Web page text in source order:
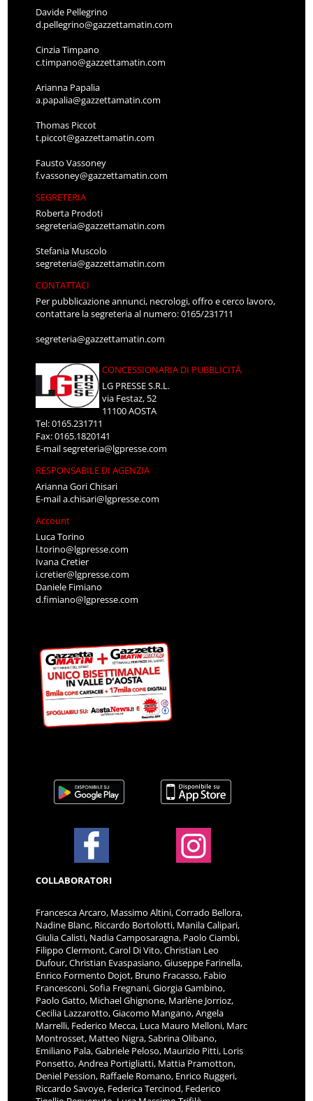
Davide Pellegrino
d.pellegrino@gazzettamatin.com
Cinzia Timpano
c.timpano@gazzettamatin.com
Arianna Papalia
a.papalia@gazzettamatin.com
Thomas Piccot
t.piccot@gazzettamatin.com
Fausto Vassoney
f.vassoney@gazzettamatin.com
SEGRETERIA
Roberta Prodoti
segreteria@gazzettamatin.com
Stefania Muscolo
segreteria@gazzettamatin.com
CONTATTACI
Per pubblicazione annunci, necrologi, offro e cerco lavoro,
contattare la segreteria al numero: 0165/231711
segreteria@gazzettamatin.com
CONCESSIONARIA DI PUBBLICITÀ
LG PRESSE S.R.L.
via Festaz, 52
11100 AOSTA
Tel: 0165.231711
Fax: 0165.1820141
E-mailsegreteria@lgpresse.com
RESPONSABILE DI AGENZIA
Arianna Gori Chisari
E-maila.chisari@lgpresse.com
Account
Luca Torino
l.torino@lgpresse.com
Ivana Cretier
i.cretier@lgpresse.com
Daniele Fimiano
d.fimiano@lgpresse.com
COLLABORATORI
Francesca Arcaro, Massimo Altini, Corrado Bellora,
Nadine Blanc, Riccardo Bortolotti, Manila Calipari,
Giulia Calisti, Nadia Camposaragna, Paolo Ciambi,
Filippo Clermont, Carol Di Vito, Christian Leo
Dufour, Christian Evaspasiano, Giuseppe Farinella,
Enrico Formento Dojot, Bruno Fracasso, Fabio
Francesconi, Sofia Fregnani, Giorgia Gambino,
Paolo Gatto, Michael Ghignone, Marlène Jorrioz,
Cecilia Lazzarotto, Giacomo Mangano, Angela
Marrelli, Federico Mecca, Luca Mauro Melloni, Marc
Montrosset, Matteo Nigra, Sabrina Olibano,
Emiliano Pala, Gabriele Peloso, Maurizio Pitti, Loris
Ponsetto, Andrea Portigliatti, Mattia Pramotton,
Deniel Pession, Raffaele Romano, Enrico Ruggeri,
Riccardo Savoye, Federica Tercinod, Federico